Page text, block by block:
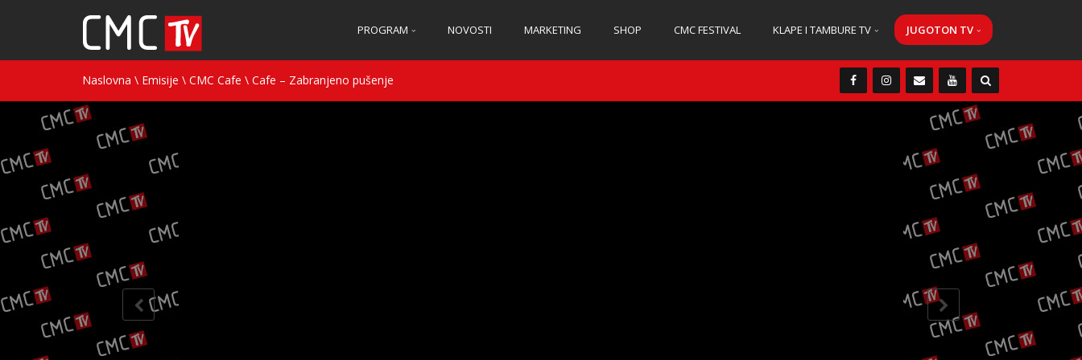
PROGRAM NOVOSTI MARKETING SHOP CMC FESTIVAL KLAPE I TAMBURE TV JUGOTON TV
Naslovna \ Emisije \ CMC Cafe \ Cafe – Zabranjeno pušenje